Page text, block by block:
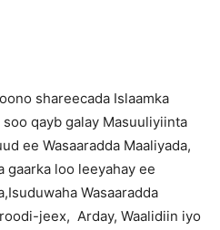
shareecada Islaamka
qayb galay Masuuliyiinta
ee Wasaaradda Maaliyada,
gaarka loo leeyahay ee
Wasaaradda
jeex, Arday, Waalidiin iyo